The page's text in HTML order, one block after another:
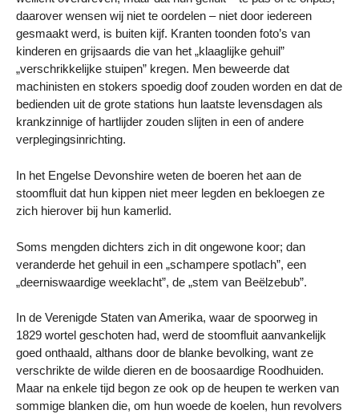
daarover wensen wij niet te oordelen – niet door iedereen
gesmaakt werd, is buiten kijf. Kranten toonden foto’s van
kinderen en grijsaards die van het „klaaglijke gehuil”
„verschrikkelijke stuipen” kregen. Men beweerde dat
machinisten en stokers spoedig doof zouden worden en dat de
bedienden uit de grote stations hun laatste levensdagen als
krankzinnige of hartlijder zouden slijten in een of andere
verplegingsinrichting.
In het Engelse Devonshire weten de boeren het aan de
stoomfluit dat hun kippen niet meer legden en bekloegen ze
zich hierover bij hun kamerlid.
Soms mengden dichters zich in dit ongewone koor; dan
veranderde het gehuil in een „schampere spotlach”, een
„deerniswaardige weeklacht”, de „stem van Beëlzebub”.
In de Verenigde Staten van Amerika, waar de spoorweg in
1829 wortel geschoten had, werd de stoomfluit aanvankelijk
goed onthaald, althans door de blanke bevolking, want ze
verschrikte de wilde dieren en de boosaardige Roodhuiden.
Maar na enkele tijd begon ze ook op de heupen te werken van
sommige blanken die, om hun woede de koelen, hun revolvers